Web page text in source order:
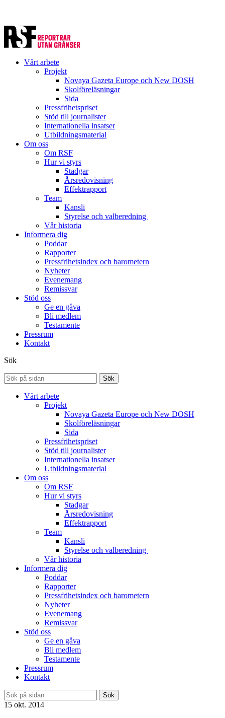
Vårt arbete
Projekt
Novaya Gazeta Europe och New DOSH
Skolföreläsningar
Sida
Pressfrihetspriset
Stöd till journalister
Internationella insatser
Utbildningsmaterial
Om oss
Om RSF
Hur vi styrs
Stadgar
Årsredovisning
Effektrapport
Team
Kansli
Styrelse och valberedning
Vår historia
Informera dig
Poddar
Rapporter
Pressfrihetsindex och barometern
Nyheter
Evenemang
Remissvar
Stöd oss
Ge en gåva
Bli medlem
Testamente
Pressrum
Kontakt
Sök
Sök
Vårt arbete
Projekt
Novaya Gazeta Europe och New DOSH
Skolföreläsningar
Sida
Pressfrihetspriset
Stöd till journalister
Internationella insatser
Utbildningsmaterial
Om oss
Om RSF
Hur vi styrs
Stadgar
Årsredovisning
Effektrapport
Team
Kansli
Styrelse och valberedning
Vår historia
Informera dig
Poddar
Rapporter
Pressfrihetsindex och barometern
Nyheter
Evenemang
Remissvar
Stöd oss
Ge en gåva
Bli medlem
Testamente
Pressrum
Kontakt
Sök
15 okt. 2014